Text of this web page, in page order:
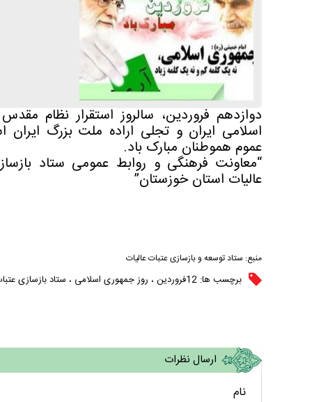
دوازدهم فروردین، سالروز استقرار نظام
اسلامی ایران و تجلی اراده ملت بزرگ ایران
عموم هموطنان مبارک باد.
“معاونت فرهنگی و روابط عمومی ستاد
عالیات استان خوزستان”
منبع: ستاد توسعه و بازسازی عتبات عالیات
برچسب ها: 12فروردین ، روز جمهوری اسلامی ، ستاد بازسازی
ارسال نظرات
نام